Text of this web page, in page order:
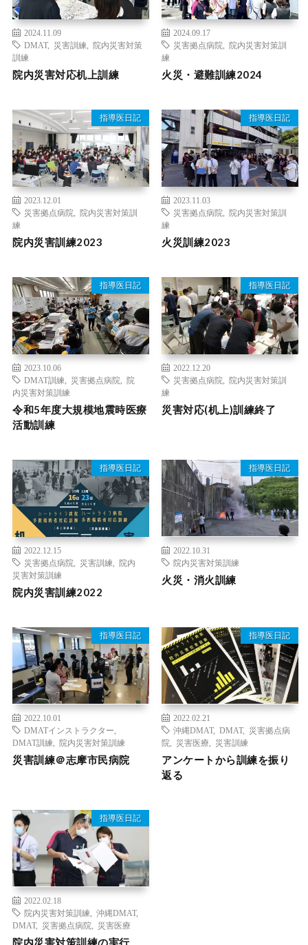
2024.11.09
DMAT, 災害訓練
院内災害対策
訓練
院内災害対応机上訓練
2024.09.17
災害拠点病院
院内災害対策訓
練
火災・避難訓練2024
指導医日記
2023.12.01
災害拠点病院
院内災害対策訓
練
院内災害訓練2023
指導医日記
2023.11.03
災害拠点病院
院内災害対策訓
練
火災訓練2023
指導医日記
2023.10.06
DMAT訓練
災害拠点病院
院
内災害対策訓練
令和5年度大規模地震時医療
活動訓練
指導医日記
2022.12.20
災害拠点病院
院内災害対策訓
練
災害対応(机上)訓練終了
指導医日記
2022.12.15
災害拠点病院
災害訓練
院内
災害対策訓練
院内災害訓練2022
指導医日記
2022.10.31
院内災害対策訓練
火災・消火訓練
指導医日記
2022.10.01
DMATインストラクター
DMAT訓練
院内災害対策訓練
災害訓練＠志摩市民病院
指導医日記
2022.02.21
沖縄DMAT, DMAT, 災害拠点病
院
災害医療 災害訓練
アンケートから訓練を振り
返る
指導医日記
2022.02.18
院内災害対策訓練
沖縄DMAT,
DMAT, 災害拠点病院 災害医療
院内災害対策訓練の実行